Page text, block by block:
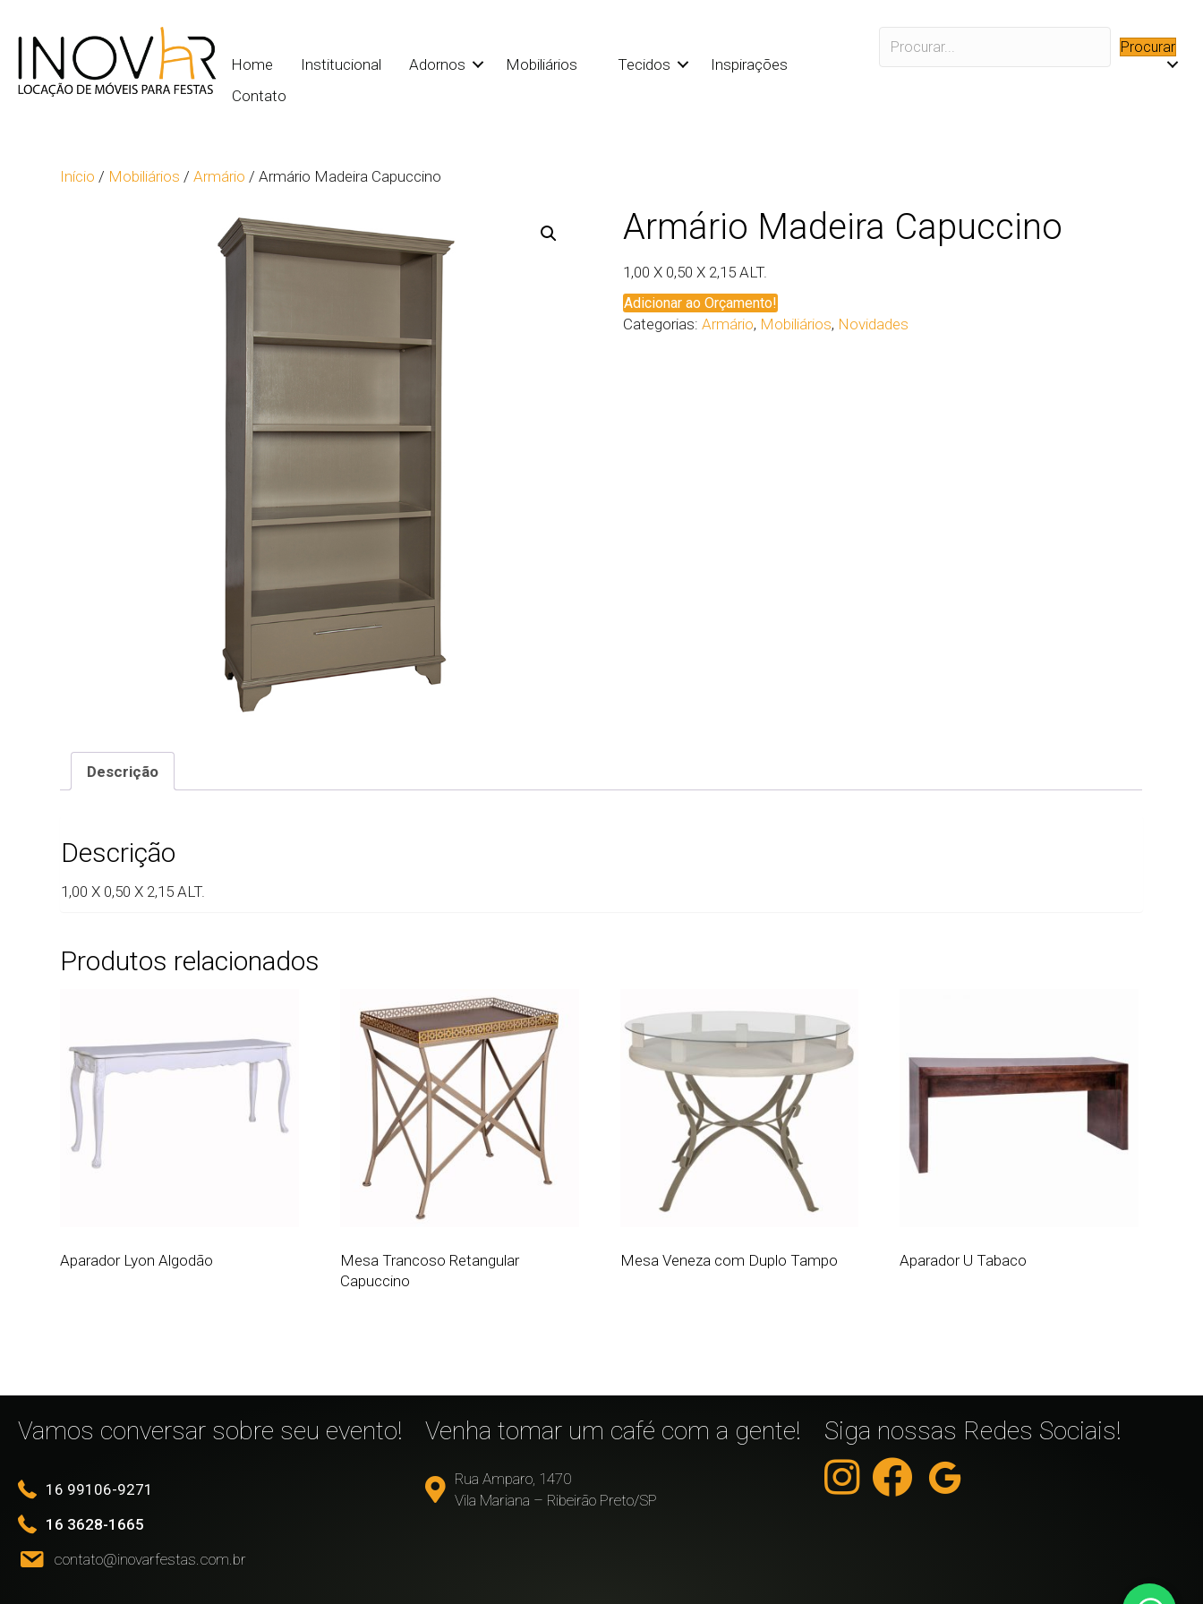
Home Institucional Adornos Mobiliários Tecidos
Inspirações
Contato
Procurar
Início / Mobiliários /Armário / Armário Madeira Capuccino
Armário Madeira Capuccino
1,00 X 0,50 X 2,15 ALT.
Adicionar ao Orçamento!
Categorias:Armário, Mobiliários, Novidades
Descrição
Descrição
1,00 X 0,50 X 2,15 ALT.
Produtos relacionados
Aparador Lyon Algodão
Mesa Trancoso Retangular
Capuccino
Mesa Veneza com Duplo Tampo Aparador U Tabaco
Vamos conversar sobre seu evento!
16 99106-9271
16 3628-1665
contato@inovarfestas.com.br
Venha tomar um café com a gente!
Rua Amparo, 1470
Vila Mariana – Ribeirão Preto/SP
Siga nossas Redes Sociais!